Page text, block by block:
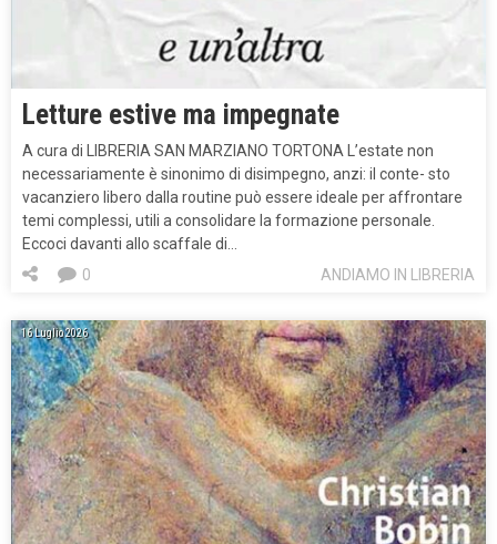
Letture estive ma impegnate
A cura di LIBRERIA SAN MARZIANO TORTONA L’estate non
necessariamente è sinonimo di disimpegno, anzi: il conte- sto
vacanziero libero dalla routine può essere ideale per affrontare
temi complessi, utili a consolidare la formazione personale.
Eccoci davanti allo scaffale di…
ANDIAMO IN LIBRERIA
0
16 Luglio 2026